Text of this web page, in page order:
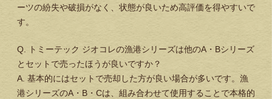
ーツの紛失や破損がなく、状態が良いため高評価を得やすいで
す。
Q. トミーテック ジオコレの漁港シリーズは他のA・Bシリーズ
とセットで売ったほうが良いですか？
A. 基本的にはセットで売却した方が良い場合が多いです。漁
港シリーズのA・B・Cは、組み合わせて使用することで本格的